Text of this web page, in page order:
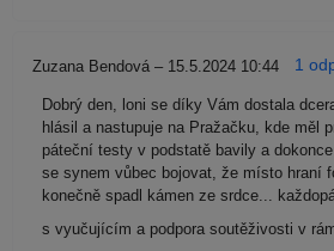
Zuzana Bendová – 15.5.2024 10:44 1
Dobrý den, loni se díky Vám dostala
hlásil a nastupuje na Pražačku, kde měl
páteční testy v podstatě bavily a
se synem vůbec bojovat, že místo hraní
konečně spadl kámen ze srdce...
s vyučujícím a podpora soutěživosti v